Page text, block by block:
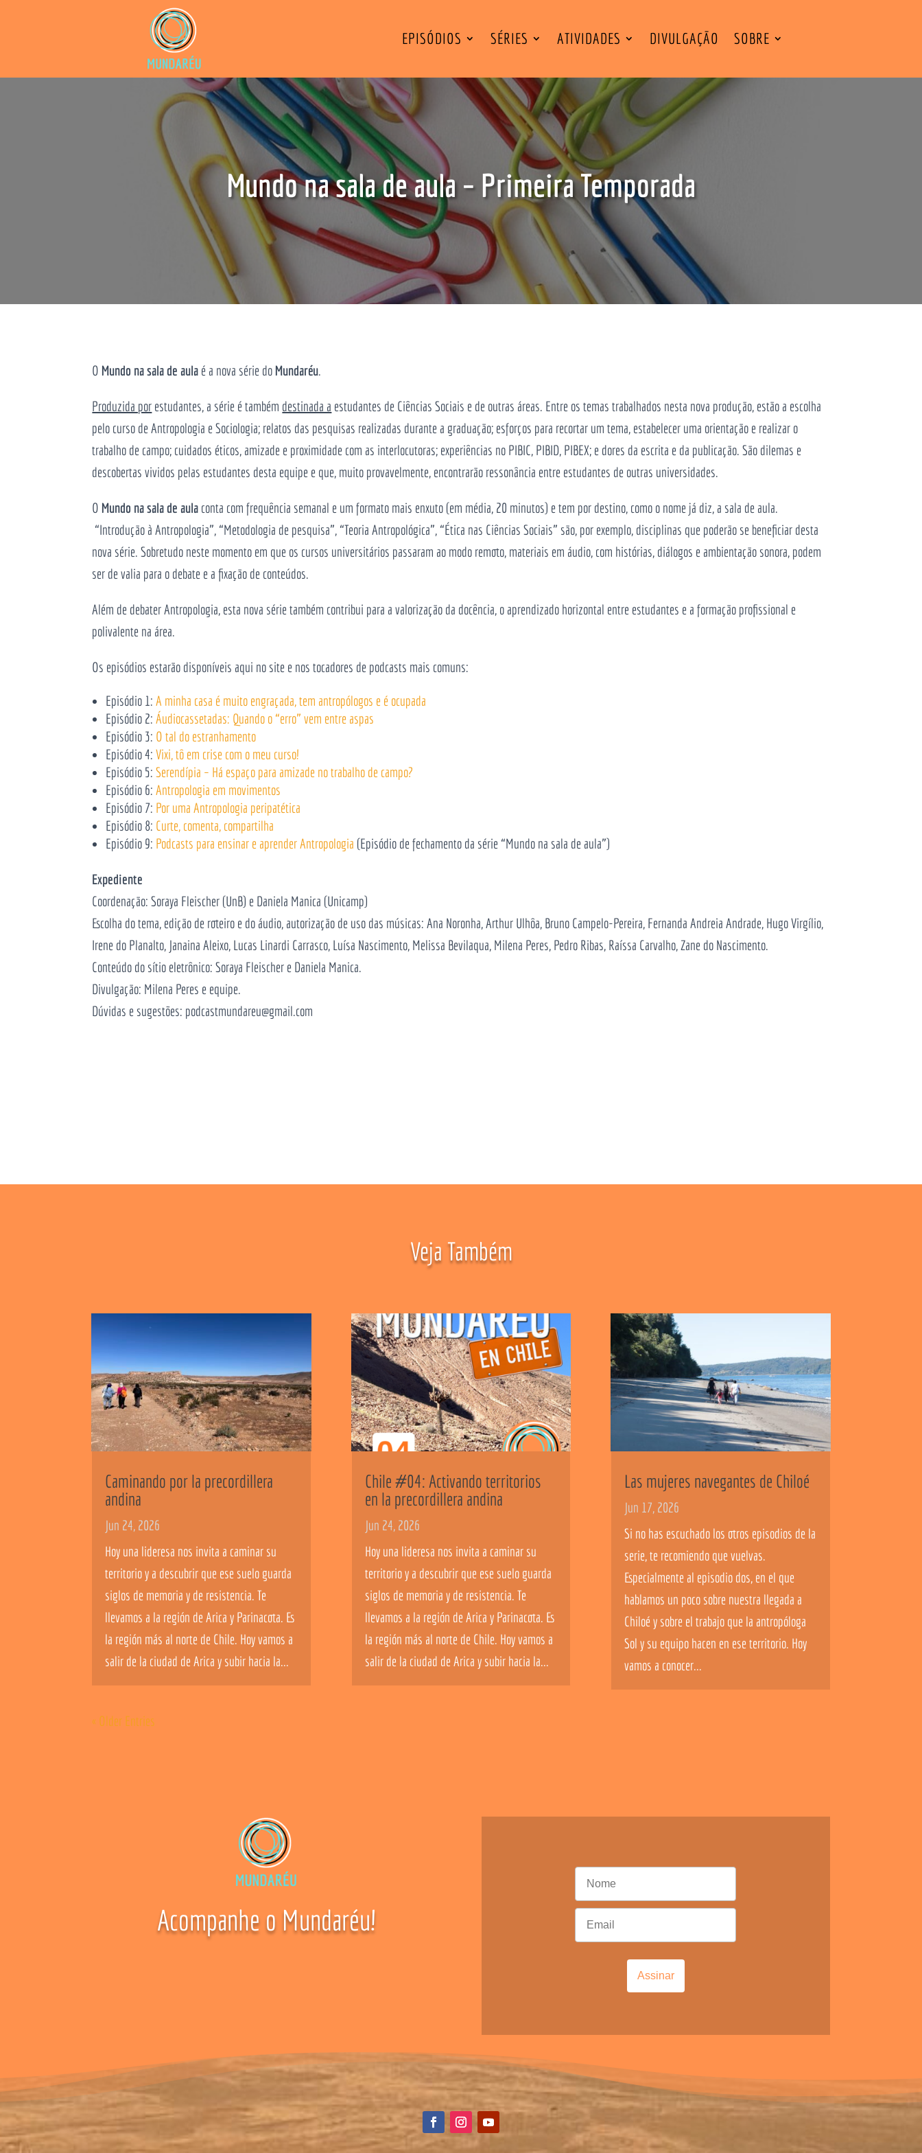
EPISÓDIOS SÉRIES ATIVIDADES DIVULGAÇÃO SOBRE
Mundo na sala de aula – Primeira Temporada
O Mundo na sala de aula é a nova série do Mundaréu.
Produzida por estudantes, a série é também destinada a estudantes de Ciências Sociais e de outras áreas. Entre os temas trabalhados nesta nova produção, estão a escolha
pelo curso de Antropologia e Sociologia; relatos das pesquisas realizadas durante a graduação; esforços para recortar um tema, estabelecer uma orientação e realizar o
trabalho de campo; cuidados éticos, amizade e proximidade com as interlocutoras; experiências no PIBIC, PIBID, PIBEX; e dores da escrita e da publicação. São dilemas e
descobertas vividos pelas estudantes desta equipe e que, muito provavelmente, encontrarão ressonância entre estudantes de outras universidades.
O Mundo na sala de aula conta com frequência semanal e um formato mais enxuto (em média, 20 minutos) e tem por destino, como o nome já diz, a sala de aula.
“Introdução à Antropologia”, “Metodologia de pesquisa”, “Teoria Antropológica”, “Ética nas Ciências Sociais” são, por exemplo, disciplinas que poderão se beneficiar desta
nova série. Sobretudo neste momento em que os cursos universitários passaram ao modo remoto, materiais em áudio, com histórias, diálogos e ambientação sonora, podem
ser de valia para o debate e a fixação de conteúdos.
Além de debater Antropologia, esta nova série também contribui para a valorização da docência, o aprendizado horizontal entre estudantes e a formação profissional e
polivalente na área.
Os episódios estarão disponíveis aqui no site e nos tocadores de podcasts mais comuns:
Episódio 1:A minha casa é muito engraçada, tem antropólogos e é ocupada
Episódio 2:Áudiocassetadas: Quando o “erro” vem entre aspas
Episódio 3: O tal do estranhamento
Episódio 4:Vixi, tô em crise com o meu curso!
Episódio 5:Serendípia – Há espaço para amizade no trabalho de campo?
Episódio 6:Antropologia em movimentos
Episódio 7: Por uma Antropologia peripatética
Episódio 8: Curte, comenta, compartilha
Episódio 9: Podcasts para ensinar e aprender Antropologia (Episódio de fechamento da série “Mundo na sala de aula”)
Expediente
Coordenação: Soraya Fleischer (UnB) e Daniela Manica (Unicamp)
Escolha do tema, edição de roteiro e do áudio, autorização de uso das músicas: Ana Noronha, Arthur Ulhôa, Bruno Campelo-Pereira, Fernanda Andreia Andrade, Hugo Virgílio,
Irene do Planalto, Janaina Aleixo, Lucas Linardi Carrasco, Luísa Nascimento, Melissa Bevilaqua, Milena Peres, Pedro Ribas, Raíssa Carvalho, Zane do Nascimento.
Conteúdo do sítio eletrônico: Soraya Fleischer e Daniela Manica.
Divulgação: Milena Peres e equipe.
Dúvidas e sugestões: podcastmundareu@gmail.com
Veja Também
Caminando por la precordillera
andina
Jun 24, 2026
Hoy una lideresa nos invita a caminar su
territorio y a descubrir que ese suelo guarda
siglos de memoria y de resistencia. Te
llevamos a la región de Arica y Parinacota. Es
la región más al norte de Chile. Hoy vamos a
salir de la ciudad de Arica y subir hacia la...
Chile #04: Activando territorios
en la precordillera andina
Jun 24, 2026
Hoy una lideresa nos invita a caminar su
territorio y a descubrir que ese suelo guarda
siglos de memoria y de resistencia. Te
llevamos a la región de Arica y Parinacota. Es
la región más al norte de Chile. Hoy vamos a
salir de la ciudad de Arica y subir hacia la...
Las mujeres navegantes de Chiloé
Jun 17, 2026
Si no has escuchado los otros episodios de la
serie, te recomiendo que vuelvas.
Especialmente al episodio dos, en el que
hablamos un poco sobre nuestra llegada a
Chiloé y sobre el trabajo que la antropóloga
Sol y su equipo hacen en ese territorio. Hoy
vamos a conocer...
« Older Entries
Acompanhe o Mundaréu!